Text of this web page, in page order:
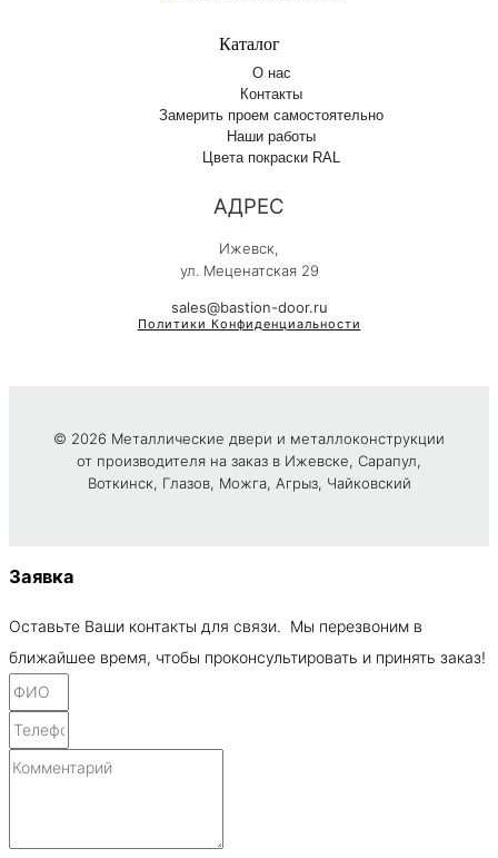
Каталог
О нас
Контакты
Замерить проем самостоятельно
Наши работы
Цвета покраски RAL
АДРЕС
Ижевск,
ул. Меценатская 29
sales@bastion-door.ru
Политики Конфиденциальности
© 2026 Металлические двери и металлоконструкции
от производителя на заказ в Ижевске, Сарапул,
Воткинск, Глазов, Можга, Агрыз, Чайковский
Заявка
Оставьте Ваши контакты для связи. Мы перезвоним в
ближайшее время, чтобы проконсультировать и принять заказ!